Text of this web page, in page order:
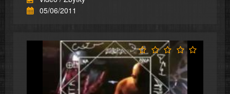
05/06/2011